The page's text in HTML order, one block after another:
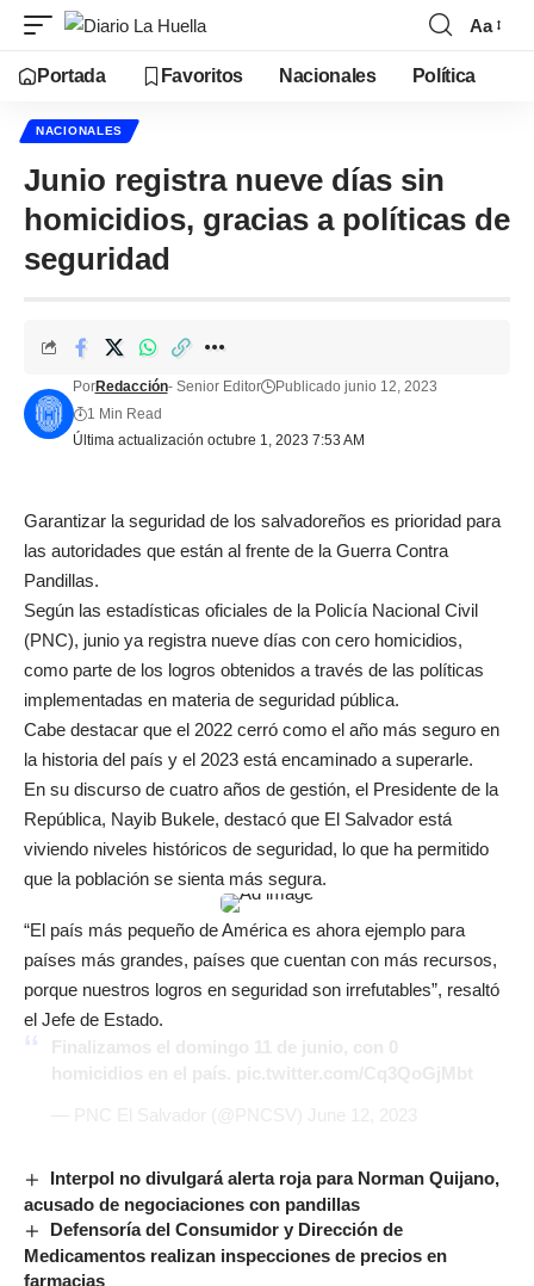
Aa
Portada Favoritos Nacionales Política
NACIONALES
Junio registra nueve días sin
homicidios, gracias a políticas de
seguridad
Última actualización octubre 1, 2023 7:53 AM
PorRedacción- Senior Editor
Publicado junio 12, 2023
1 Min Read
Garantizar la seguridad de los salvadoreños es prioridad para
las autoridades que están al frente de la Guerra Contra
Pandillas.
Según las estadísticas oficiales de la Policía Nacional Civil
(PNC), junio ya registra nueve días con cero homicidios,
como parte de los logros obtenidos a través de las políticas
implementadas en materia de seguridad pública.
Cabe destacar que el 2022 cerró como el año más seguro en
la historia del país y el 2023 está encaminado a superarle.
En su discurso de cuatro años de gestión, el Presidente de la
República, Nayib Bukele, destacó que El Salvador está
viviendo niveles históricos de seguridad, lo que ha permitido
que la población se sienta más segura.
“El país más pequeño de América es ahora ejemplo para
países más grandes, países que cuentan con más recursos,
porque nuestros logros en seguridad son irrefutables”, resaltó
el Jefe de Estado.
Interpol no divulgará alerta roja para Norman Quijano,
acusado de negociaciones con pandillas
Defensoría del Consumidor y Dirección de
Medicamentos realizan inspecciones de precios en
farmacias